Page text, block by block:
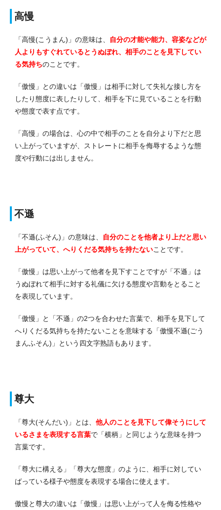
高慢
「高慢(こうまん)」の意味は、
自分の才能や能力、容姿などが
人よりもすぐれているとうぬぼれ、相手のことを見下してい
る気持ちのことです。
「傲慢」との違いは「傲慢」は相手に対して失礼な接し方を
したり態度に表したりして、相手を下に見ていることを行動
や態度で表す点です。
「高慢」の場合は、心の中で相手のことを自分より下だと思
い上がっていますが、ストレートに相手を侮辱するような態
度や行動には出しません。
不遜
「不遜(ふそん)」の意味は、
自分のことを他者より上だと思い
上がっていて、へりくだる気持ちを持たないことです。
「傲慢」は思い上がって他者を見下すことですが「不遜」は
うぬぼれて相手に対する礼儀に欠ける態度や言動をとること
を表現しています。
「傲慢」と「不遜」の2つを合わせた言葉で、相手を見下して
へりくだる気持ちを持たないことを意味する「傲慢不遜(ごう
まんふそん)」という四文字熟語もあります。
尊大
「尊大(そんだい)」とは、 他人のことを見下して偉そうにして
いるさまを表現する言葉で「横柄」と同じような意味を持つ
言葉です。
「尊大に構える」「尊大な態度」のように、相手に対してい
ばっている様子や態度を表現する場合に使えます。
傲慢と尊大の違いは「傲慢」は思い上がって人を侮る性格や